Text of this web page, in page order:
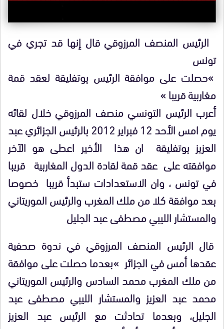
الرئيس المنصف المرزوقي قال إنها قد تجري في
تونس
»حصلت على موافقة الرئيس بوتفليقة لعقد قمة
مغاربية قريبا »
أعرب الرئيس التونسي منصف المرزوقي خلال لقائه
يوم امس الأحد 12 فبراير 2012 بالرئيس الجزائري عبد
العزيز بوتفليقة ان هذا الأخير اعطى هو الآخر
موافقته على عقد قمة لقادة الدول المغاربية قريبا
في تونس ، وان الاستعدادات ستبدأ قريبا خصوصا
بعد موافقة كلا من ملك المغرب والرئيس الموريتاني
والمستشار الليبي مصطفى عبد الجليل
قال الرئيس المنصف المرزوقي في ندوة صحفية
عقدها أمس في الجزائر »بعدما حصلت على موافقة
من ملك المغرب محمد السادس والرئيس الموريتاني
محمد عبد العزيز والمستشار الليبي مصطفى عبد
الجليل، وبعدما تحادثت مع الرئيس عبد العزيز